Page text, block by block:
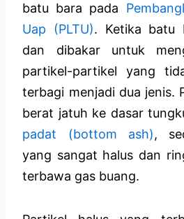
batu bara pada
Uap (PLTU). Ketika batu
dan dibakar untuk
partikel-partikel yang
terbagi menjadi dua jenis.
berat jatuh ke dasar
padat (bottom ash),
yang sangat halus dan
terbawa gas buang.